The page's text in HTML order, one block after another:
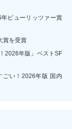
ピューリッツァー賞
賞を受賞
2026年版」ベストSF
ごい！2026年版 国内